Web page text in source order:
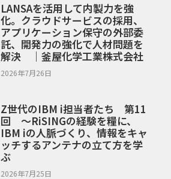
LANSAを活用して内製力を強
化。クラウドサービスの採用、
アプリケーション保守の外部委
託、開発力の強化で人材問題を
解決 ｜釜屋化学工業株式会社
2026年7月26日
Z世代のIBM i担当者たち 第11
回 ～RiSINGの経験を糧に、
IBM iの人脈づくり、情報をキャ
ッチするアンテナの立て方を学
ぶ
2026年7月25日